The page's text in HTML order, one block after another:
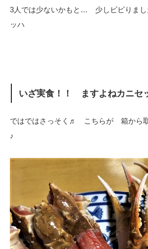
3人では少ないかもと… 少しビビりま
ッハ
いざ実食！！ ますよねカニセ
ではではさっそく♬ こちらが 箱から
♪